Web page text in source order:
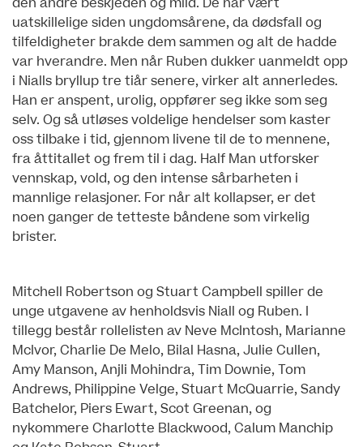
uatskillelige siden ungdomsårene, da dødsfall og
tilfeldigheter brakde dem sammen og alt de hadde
var hverandre. Men når Ruben dukker uanmeldt opp
i Nialls bryllup tre tiår senere, virker alt annerledes.
Han er anspent, urolig, oppfører seg ikke som seg
selv. Og så utløses voldelige hendelser som kaster
oss tilbake i tid, gjennom livene til de to mennene,
fra åttitallet og frem til i dag. Half Man utforsker
vennskap, vold, og den intense sårbarheten i
mannlige relasjoner. For når alt kollapser, er det
noen ganger de tetteste båndene som virkelig
brister.
Mitchell Robertson og Stuart Campbell spiller de
unge utgavene av henholdsvis Niall og Ruben. I
tillegg består rollelisten av Neve McIntosh, Marianne
McIvor, Charlie De Melo, Bilal Hasna, Julie Cullen,
Amy Manson, Anjli Mohindra, Tim Downie, Tom
Andrews, Philippine Velge, Stuart McQuarrie, Sandy
Batchelor, Piers Ewart, Scot Greenan, og
nykommere Charlotte Blackwood, Calum Manchip